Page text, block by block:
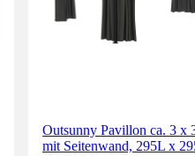
Outsunny Pavillon ca. 3 x
mit Seitenwand, 295L x